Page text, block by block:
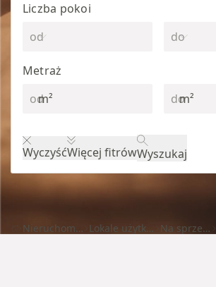
Liczba pokoi
Metraż
m²
m²
WyczyśćWięcej fitrówWyszukaj
Nieruchomości Lokale użytkowe Na sprzedaż